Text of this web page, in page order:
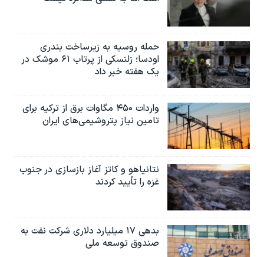
حمله روسیه به زیرساخت بندری
اودسا؛ زلنسکی از پرتاب ۶۱ موشک در
یک هفته خبر داد
واردات ۴۵۰ مگاوات برق از ترکیه برای
تامین نیاز پتروشیمی‌های ایران
نتانیاهو و کاتز آغاز بازسازی در جنوب
غزه را تأیید کردند
بدهی ۱۷ میلیارد دلاری شرکت نفت به
صندوق توسعه ملی